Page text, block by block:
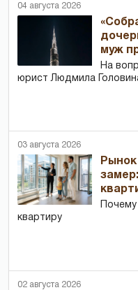
04 августа 2026
муж
На
юрист Людмила
03 августа 2026
квартиру
02 августа 2026